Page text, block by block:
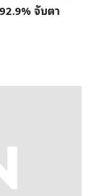
จับตา